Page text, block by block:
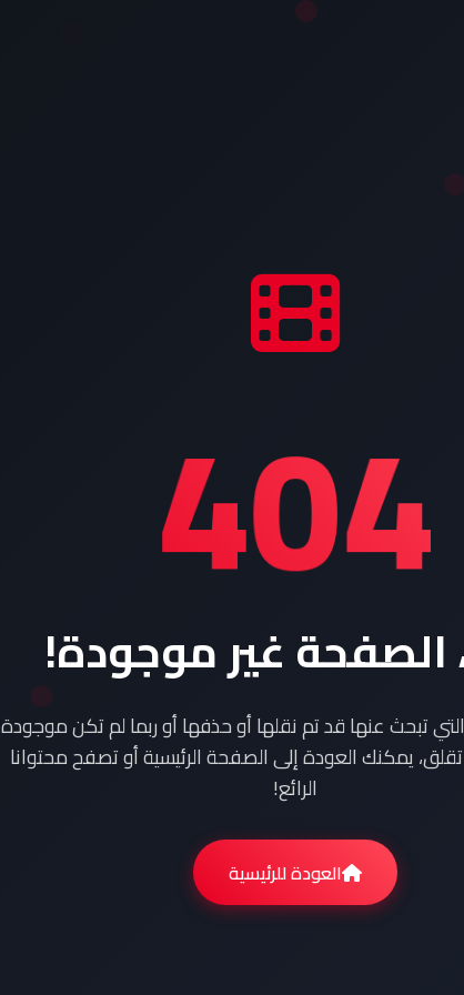
404
الصفحة غير موجودة!
تبحث عنها قد تم نقلها أو حذفها أو ربما لم تكن موجودة
يمكنك العودة إلى الصفحة الرئيسية أو تصفح محتوانا
الرائع!
العودة للرئيسية